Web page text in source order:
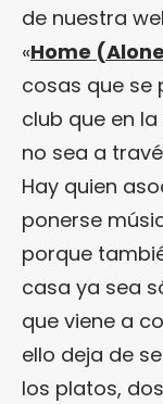
de nuestra
«Home
cosas que se
club que en
no sea a
Hay quien
ponerse
porque
casa ya sea
que viene a
ello deja de
los platos,